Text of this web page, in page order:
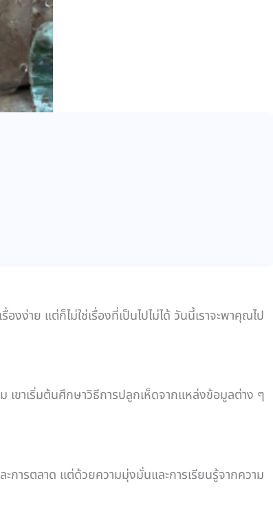
ง่าย แต่ก็ไม่ใช่เรื่องที่เป็นไปไม่ได้ วันนี้เราจะพาคุณไป
ขาเริ่มต้นศึกษาวิธีการปลูกเห็ดจากแหล่งข้อมูลต่าง ๆ
ารตลาด แต่ด้วยความมุ่งมั่นและการเรียนรู้จากความ